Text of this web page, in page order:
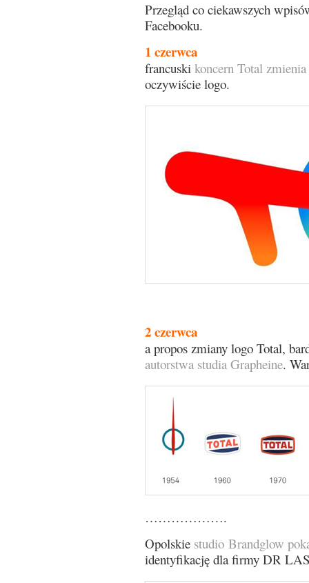
Przegląd co ciekawszych
Facebooku.
1 czerwca
francuski koncern Total
oczywiście logo.
2 czerwca
a propos zmiany logo Total,
autorstwa studia Grapheine.
……………….
Opolskie studio Brandglow
identyfikację dla firmy DR